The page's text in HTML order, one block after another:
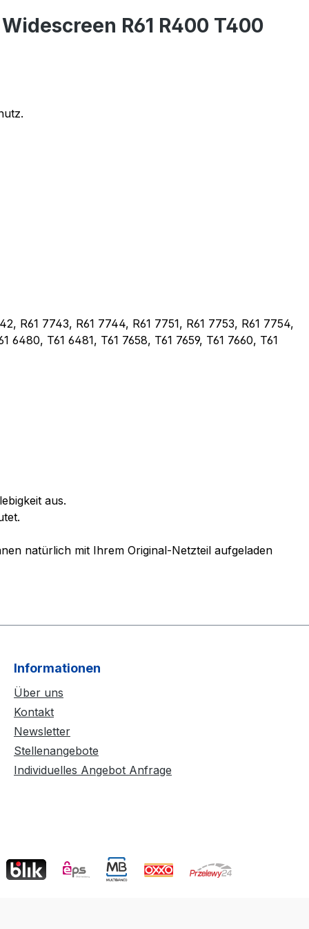
R61 R400 T400
R61 7743, R61 7744, R61 7751, R61 7753, R61 7754,
6480, T61 6481, T61 7658, T61 7659, T61 7660, T61
aus.
natürlich mit Ihrem Original-Netzteil aufgeladen
Informationen
Über uns
Kontakt
Newsletter
Stellenangebote
Individuelles Angebot Anfrage